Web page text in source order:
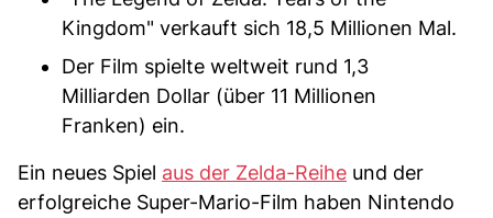
Kingdom" verkauft sich 18,5 Millionen Mal.
Der Film spielte weltweit rund 1,3
Milliarden Dollar (über 11 Millionen
Franken) ein.
Ein neues Spiel aus der Zelda-Reihe und der
erfolgreiche Super-Mario-Film haben Nintendo